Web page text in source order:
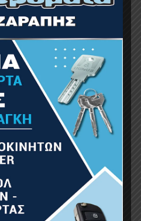
Εστία Υγραερίου